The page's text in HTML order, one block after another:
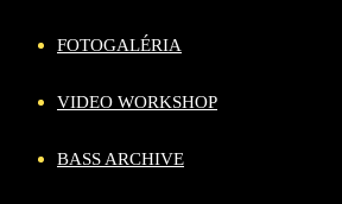
FOTOGALÉRIA
VIDEO WORKSHOP
BASS ARCHIVE